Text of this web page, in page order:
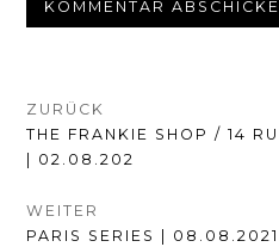
ZURÜCK
VORHERIGER
BEITRAG:
THE FRANKIE SHOP / 14
| 02.08.202
WEITER
NÄCHSTER
PARIS SERIES | 08.08.2021